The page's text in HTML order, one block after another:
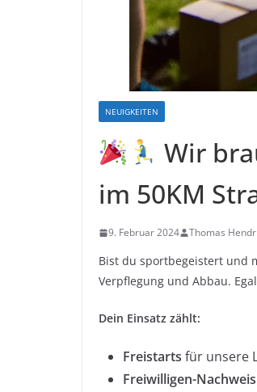
NEUIGKEITEN
Wir
im 50KM
9. Februar 2024 Thomas
Bist du sportbegeistert und
Verpflegung und Abbau.
Dein Einsatz zählt:
Freistarts für unsere
Freiwilligen-Nachweis